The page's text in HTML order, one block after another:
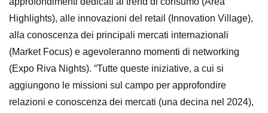
Highlights), alle innovazioni del retail (Innovation Village),
alla conoscenza dei principali mercati internazionali
(Market Focus) e agevoleranno momenti di networking
(Expo Riva Nights). “Tutte queste iniziative, a cui si
aggiungono le missioni sul campo per approfondire
relazioni e conoscenza dei mercati (una decina nel 2024),